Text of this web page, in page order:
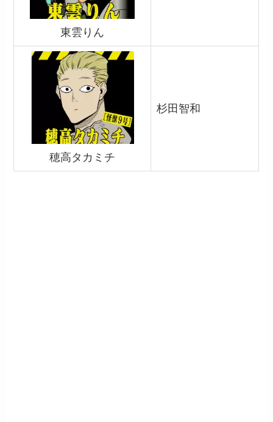
東雲りん
穂高タカミチ
杉田智和